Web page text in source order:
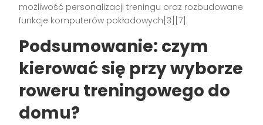
możliwość personalizacji treningu oraz rozbudowane
funkcje komputerów pokładowych[3][7].
Podsumowanie: czym
kierować się przy wyborze
roweru treningowego do
domu?